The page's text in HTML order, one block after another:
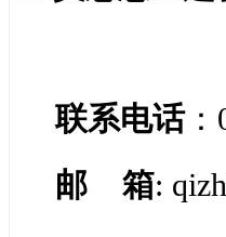
联系电话：
邮 箱: